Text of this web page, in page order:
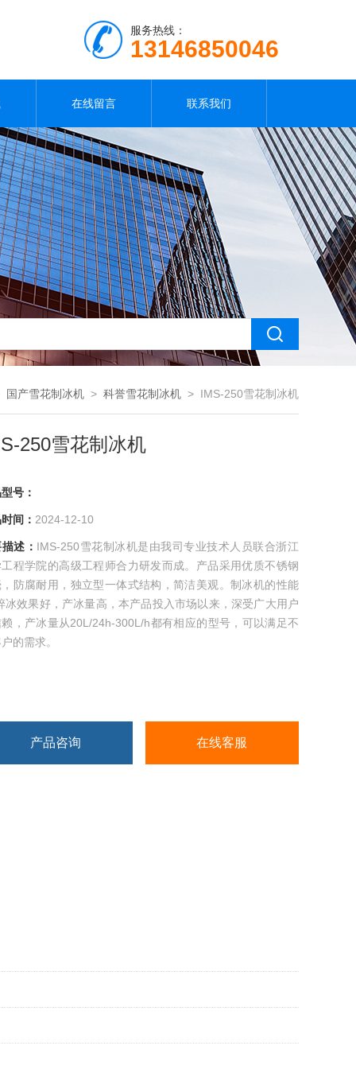
服务热线：
13146850046
在线留言 联系我们
国产雪花制冰机 > 科誉雪花制冰机 > IMS-250雪花制冰机
250雪花制冰机
号：
间： 2024-12-10
述： IMS-250雪花制冰机是由我司专业技术人员联合浙江
工程学院的高级工程师合力研发而成。产品采用优质不锈钢
防腐耐用，独立型一体式结构，简洁美观。制冰机的性能
冰效果好，产冰量高，本产品投入市场以来，深受广大用户
赖，产冰量从20L/24h-300L/h都有相应的型号，可以满足不
的需求。
产品咨询 在线客服